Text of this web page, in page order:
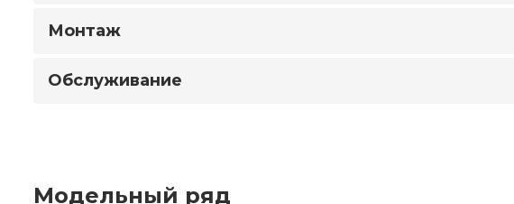
Монтаж
Обслуживание
Модельный ряд